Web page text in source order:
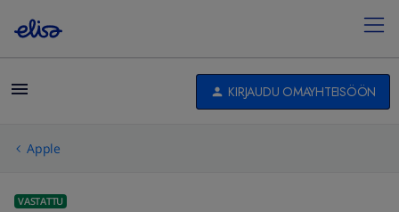
KIRJAUDU OMAYHTEISÖÖN
Apple
VASTATTU